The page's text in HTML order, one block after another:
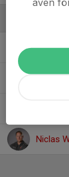
Erik
Joakim
Niclas